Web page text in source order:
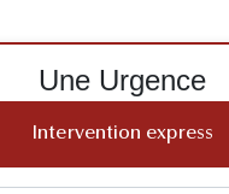
Une Urgence
Intervention express